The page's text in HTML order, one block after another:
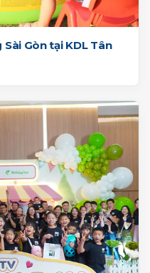
Gòn tại KDL Tân